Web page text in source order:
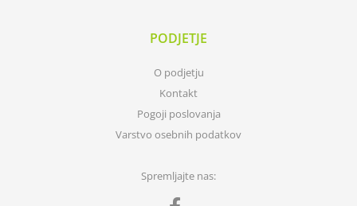
PODJETJE
O podjetju
Kontakt
Pogoji poslovanja
Varstvo osebnih podatkov
Spremljajte nas: